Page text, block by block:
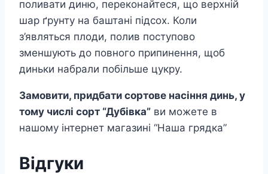
поливати диню, переконайтеся, що верхній
шар ґрунту на баштані підсох. Коли
з’являться плоди, полив поступово
зменшують до повного припинення, щоб
диньки набрали побільше цукру.
Замовити, придбати сортове насіння динь, у
тому числі сорт “Дубівка” ви можете в
нашому інтернет магазині “Наша грядка”
Відгуки